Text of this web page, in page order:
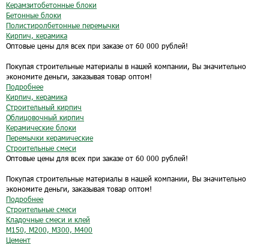
Керамзитобетонные блоки
Бетонные блоки
Полистиролбетонные перемычки
Кирпич, керамика
Оптовые цены для всех при заказе от 60 000 рублей!
Покупая строительные материалы в нашей компании, Вы значительно
экономите деньги, заказывая товар оптом!
Подробнее
Кирпич, керамика
Строительный кирпич
Облицовочный кирпич
Керамические блоки
Перемычки керамические
Строительные смеси
Оптовые цены для всех при заказе от 60 000 рублей!
Покупая строительные материалы в нашей компании, Вы значительно
экономите деньги, заказывая товар оптом!
Подробнее
Строительные смеси
Кладочные смеси и клей
М150, М200, М300, М400
Цемент